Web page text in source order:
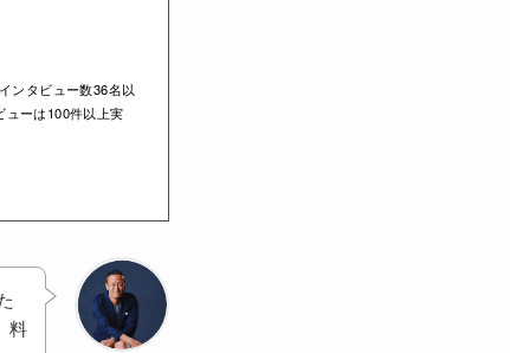
ンタビュー数36名以
ューは100件以上実
料